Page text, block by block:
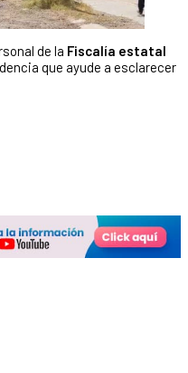
de la Fiscalía estatal
que ayude a esclarecer